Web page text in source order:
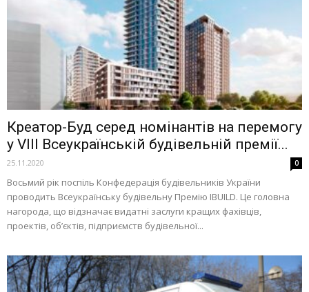
Креатор-Буд серед номінантів на перемогу
у VІII Всеукраїнській будівельній премії...
25.11.2020 0
Восьмий рік поспіль Конфедерація будівельників України
проводить Всеукраїнську будівельну Премію IBUILD. Це головна
нагорода, що відзначає видатні заслуги кращих фахівців,
проектів, об’єктів, підприємств будівельної...